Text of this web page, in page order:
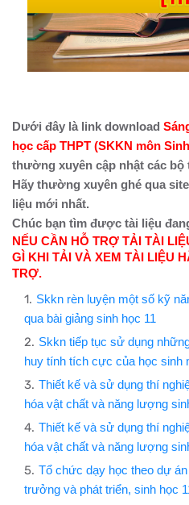
Dưới đây là link download
học cấp THPT (SKKN môn
thường xuyên cập nhật các
Hãy thường xuyên ghé qua
liệu mới nhất.
Chúc bạn tìm được tài liệu
NẾU CẦN HỖ TRỢ TẢI TÀI
GÌ KHI TẢI VÀ XEM TÀI LIỆU
TRỢ.
Skkn rèn luyện một số kỹ
qua bài giảng sinh học 11
Skkn tiếp tục sử dụng
huy tính tích cực của học sinh
Thiết kế và sử dụng thí
hóa vật chất và năng lượng
Thiết kế và sử dụng thí
hóa vật chất và năng lượng
Tổ chức dạy học theo dự
trưởng và phát triển, sinh học